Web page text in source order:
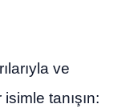
ve
tanışın: